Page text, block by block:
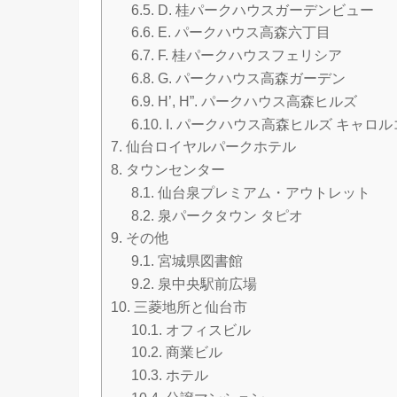
6.5. D. 桂パークハウスガーデンビュー
6.6. E. パークハウス高森六丁目
6.7. F. 桂パークハウスフェリシア
6.8. G. パークハウス高森ガーデン
6.9. H’, H”. パークハウス高森ヒルズ
6.10. I. パークハウス高森ヒルズ キャロ
7. 仙台ロイヤルパークホテル
8. タウンセンター
8.1. 仙台泉プレミアム・アウトレット
8.2. 泉パークタウン タピオ
9. その他
9.1. 宮城県図書館
9.2. 泉中央駅前広場
10. 三菱地所と仙台市
10.1. オフィスビル
10.2. 商業ビル
10.3. ホテル